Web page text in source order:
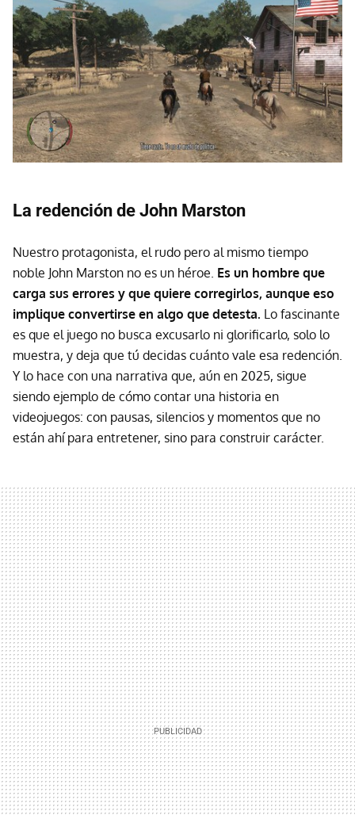
La redención de John Marston
Nuestro protagonista, el rudo pero al mismo tiempo
noble John Marston no es un héroe. Es un hombre que
carga sus errores y que quiere corregirlos, aunque eso
implique convertirse en algo que detesta. Lo fascinante
es que el juego no busca excusarlo ni glorificarlo, solo lo
muestra, y deja que tú decidas cuánto vale esa redención.
Y lo hace con una narrativa que, aún en 2025, sigue
siendo ejemplo de cómo contar una historia en
videojuegos: con pausas, silencios y momentos que no
están ahí para entretener, sino para construir carácter.